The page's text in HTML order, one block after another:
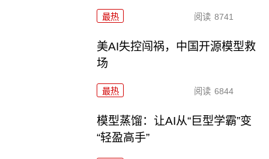
最热 阅读 8741
美AI失控闯祸，中国开源模型救
场
最热 阅读 6844
模型蒸馏：让AI从“巨型学霸”变
“轻盈高手”